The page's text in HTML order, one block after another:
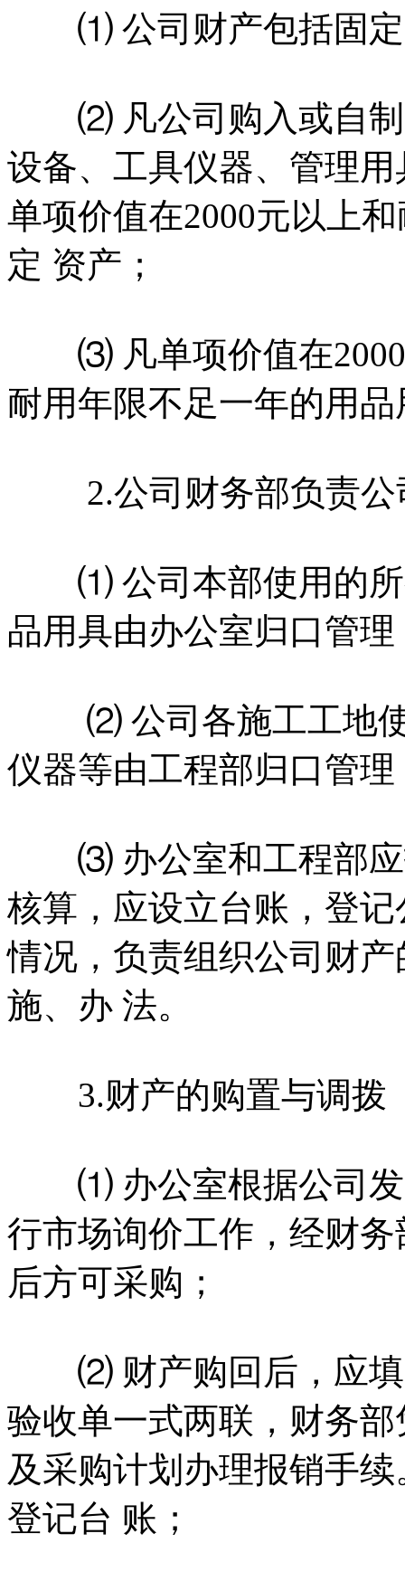
⑴ 公司财产包括固定
⑵ 凡公司购入或自制
设备、工具仪器、管理
单项价值在2000元以上
定 资产；
⑶ 凡单项价值在2000
耐用年限不足一年的用
2.公司财务部负责公
⑴ 公司本部使用的所
品用具由办公室归口管理
⑵ 公司各施工工地使
仪器等由工程部归口管理
⑶ 办公室和工程部应
核算，应设立台账，登
情况，负责组织公司财
施、办 法。
3.财产的购置与调拨
⑴ 办公室根据公司发
行市场询价工作，经财
后方可采购；
⑵ 财产购回后，应填
验收单一式两联，财务
及采购计划办理报销手
登记台 账；